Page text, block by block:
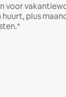
voor
plus